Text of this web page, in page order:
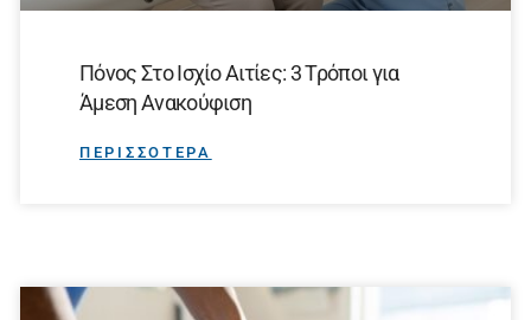
Πόνος Στο Ισχίο Αιτίες: 3 Τρόποι για
Άμεση Ανακούφιση
ΠΕΡΙΣΣΟΤΕΡΑ